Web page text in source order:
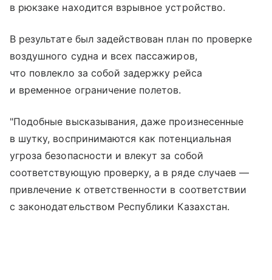
в рюкзаке находится взрывное устройство.
В результате был задействован план по проверке
воздушного судна и всех пассажиров,
что повлекло за собой задержку рейса
и временное ограничение полетов.
"Подобные высказывания, даже произнесенные
в шутку, воспринимаются как потенциальная
угроза безопасности и влекут за собой
соответствующую проверку, а в ряде случаев —
привлечение к ответственности в соответствии
с законодательством Республики Казахстан.